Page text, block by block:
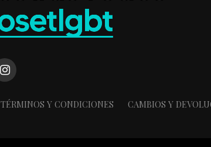
TÉRMINOS Y CONDICIONES CAMBIOS Y